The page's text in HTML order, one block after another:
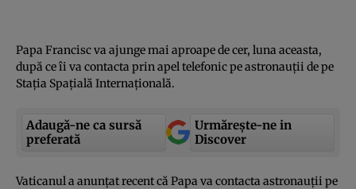
Papa Francisc va ajunge mai aproape de cer, luna aceasta,
după ce îi va contacta prin apel telefonic pe astronauţii de pe
Staţia Spaţială Internaţională.
Adaugă-ne ca sursă
preferată
Urmărește-ne in
Discover
Vaticanul a anunţat recent că Papa va contacta astronauţii pe